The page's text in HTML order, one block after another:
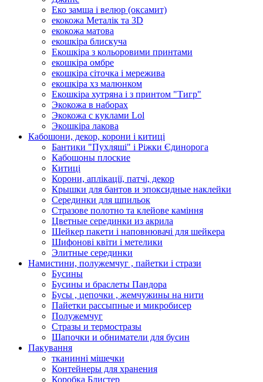
Еко замша і велюр (оксамит)
екокожа Металік та 3D
екокожа матова
екошкіра блискуча
Екошкіра з кольоровими принтами
екошкіра омбре
екошкіра сіточка і мережива
екошкіра хз малюнком
Екошкіра хутряна і з принтом "Тигр"
Экокожа в наборах
Экокожа с куклами Lol
Экошкiра лакова
Кабошони, декор, корони і китиці
Бантики "Пухляші" і Ріжки Єдинорога
Кабошоны плоские
Китиці
Корони, аплікації, патчі, декор
Крышки для бантов и эпоксидные наклейки
Серединки для шпильок
Стразове полотно та клейове каміння
Цветные серединки из акрила
Шейкер пакети і наповнювачі для шейкера
Шифонові квіти і метелики
Элитные серединки
Намистини, полужемчуг , пайетки і стрази
Бусины
Бусины и браслеты Пандора
Бусы , цепочки , жемчужины на нити
Пайетки рассыпные и микробисер
Полужемчуг
Стразы и термостразы
Шапочки и обниматели для бусин
Пакування
тканинні мішечки
Контейнеры для хранения
Коробка Блистер